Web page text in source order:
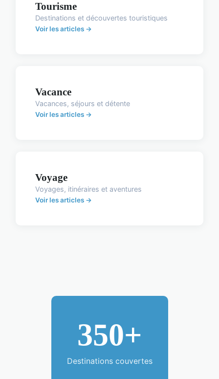
Tourisme
Destinations et découvertes touristiques
Voir les articles →
Vacance
Vacances, séjours et détente
Voir les articles →
Voyage
Voyages, itinéraires et aventures
Voir les articles →
350+
Destinations couvertes